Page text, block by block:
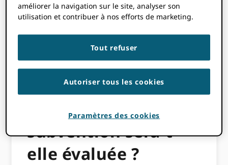
avons créé une rubrique détaillée que nous
utiliserons pour évaluer les propositions de
des sept critères sur lesquels nos
Comment la
proposition de
subvention sera-t-
elle évaluée ?
améliorer la navigation sur le site, analyser son
utilisation et contribuer à nos efforts de marketing.
Tout refuser
Autoriser tous les cookies
Paramètres des cookies